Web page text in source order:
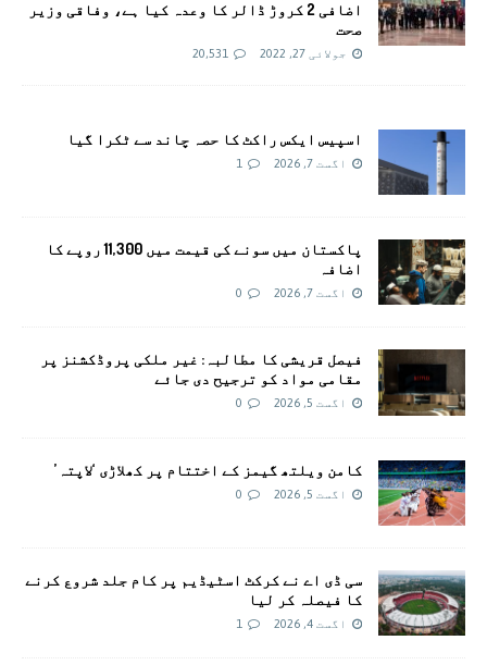
اضافی 2 کروڑ ڈالر کا وعدہ کیا ہے، وفاقی وزیر
صحت
جولائی 27, 2022 20,531
اسپیس ایکس راکٹ کا حصہ چاند سے ٹکرا گیا
اگست 7, 2026 1
پاکستان میں سونے کی قیمت میں 11,300 روپے کا
اضافہ
اگست 7, 2026 0
فیصل قریشی کا مطالبہ: غیر ملکی پروڈکشنز پر
مقامی مواد کو ترجیح دی جائے
اگست 5, 2026 0
کامن ویلتھ گیمز کے اختتام پر کھلاڑی ‘لاپتہ’
اگست 5, 2026 0
سی ڈی اے نے کرکٹ اسٹیڈیم پر کام جلد شروع کرنے
کا فیصلہ کر لیا
اگست 4, 2026 1